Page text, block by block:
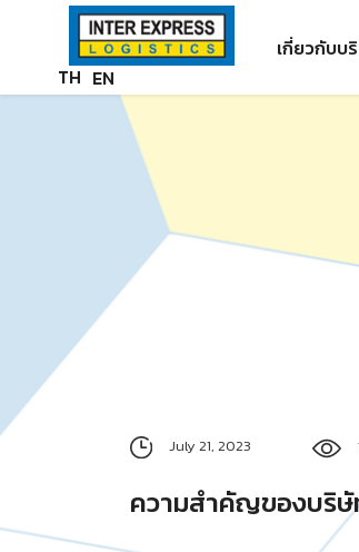
Paste this code as high in the of the page as
TH EN
เกี่ยวกับบ
July 21, 2023
ความสำคัญของบริ